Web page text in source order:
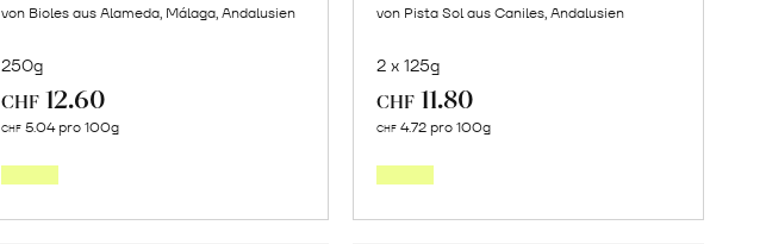
von Bioles aus Alameda, Málaga, Andalusien
250g
CHF 12.60
CHF 5.04 pro 100g
von Pista Sol aus Caniles, Andalusien
2 x 125g
CHF 11.80
CHF 4.72 pro 100g